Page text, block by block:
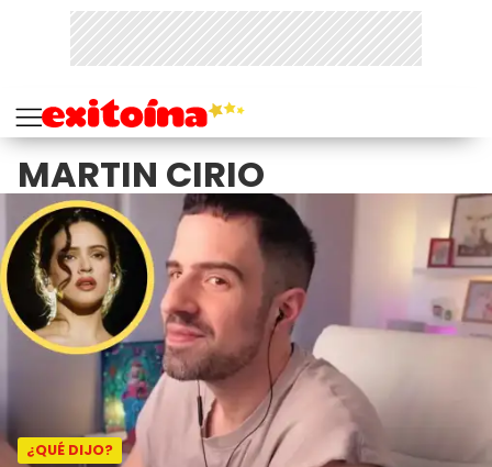
MARTIN CIRIO
¿QUÉ DIJO?